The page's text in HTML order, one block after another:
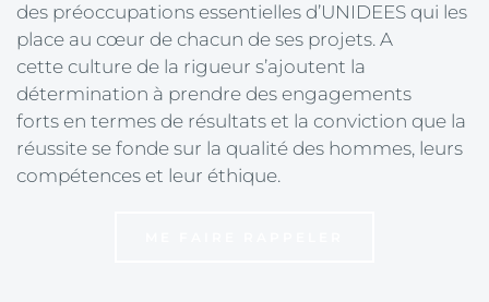
des préoccupations essentielles d’UNIDEES qui les
place au cœur de chacun de ses projets. A
cette culture de la rigueur s’ajoutent la
détermination à prendre des engagements
forts en termes de résultats et la conviction que la
réussite se fonde sur la qualité des hommes, leurs
compétences et leur éthique.